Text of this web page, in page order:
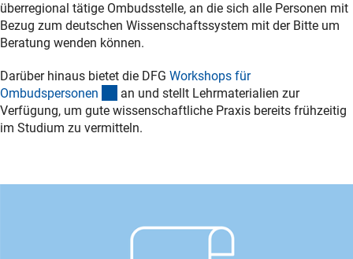
überregional tätige Ombudsstelle, an die sich alle Personen mit
Bezug zum deutschen Wissenschaftssystem mit der Bitte um
Beratung wenden können.
Darüber hinaus bietet die DFG Workshops für
Ombudspersonen (interner Link)
an und stellt Lehrmaterialien zur
Verfügung, um gute wissenschaftliche Praxis bereits frühzeitig
im Studium zu vermitteln.